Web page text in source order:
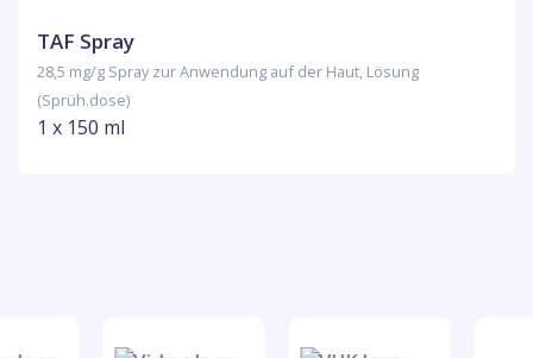
TAF Spray
28,5 mg/g Spray zur Anwendung auf der Haut, Lösung
(Sprüh.dose)
1 x 150 ml